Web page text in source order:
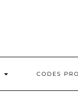
CODES